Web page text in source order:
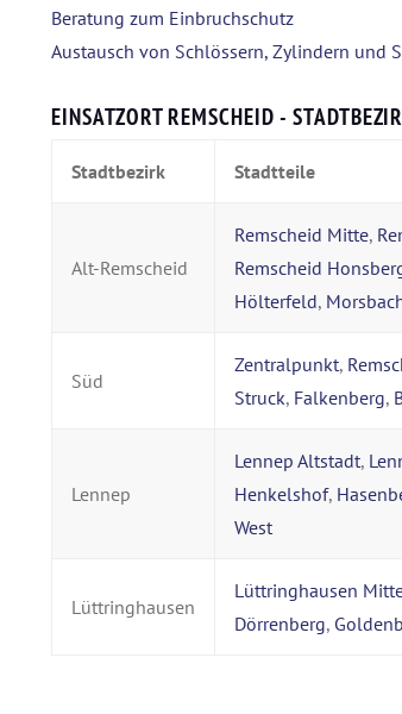
Beratung zum Einbruchschutz
Austausch von Schlössern, Zylindern und
EINSATZORT REMSCHEID -
Stadtbezirk Stadtteile
Alt-Remscheid
Remscheid Mitte,
Remscheid
Hölterfeld,
Süd
Zentralpunkt,
Struck, Falkenberg,
Lennep
Lennep Altstadt,
Henkelshof,
West
Lüttringhausen
Lüttringhausen
Dörrenberg,